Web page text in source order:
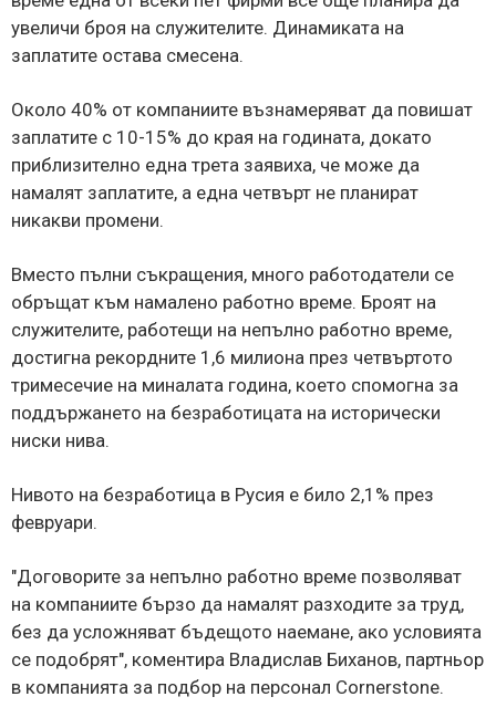
увеличи броя на служителите. Динамиката на
заплатите остава смесена.
Около 40% от компаниите възнамеряват да повишат
заплатите с 10-15% до края на годината, докато
приблизително една трета заявиха, че може да
намалят заплатите, а една четвърт не планират
никакви промени.
Вместо пълни съкращения, много работодатели се
обръщат към намалено работно време. Броят на
служителите, работещи на непълно работно време,
достигна рекордните 1,6 милиона през четвъртото
тримесечие на миналата година, което спомогна за
поддържането на безработицата на исторически
ниски нива.
Нивото на безработица в Русия е било 2,1% през
февруари.
"Договорите за непълно работно време позволяват
на компаниите бързо да намалят разходите за труд,
без да усложняват бъдещото наемане, ако условията
се подобрят", коментира Владислав Биханов, партньор
в компанията за подбор на персонал Cornerstone.